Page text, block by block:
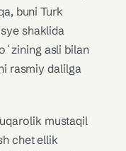
buni Turk
shaklida
asli bilan
rasmiy dalilga
mustaqil
chet ellik